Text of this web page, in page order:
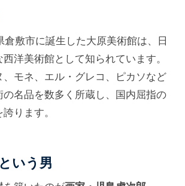
倉敷市に誕生した大原美術館は、日
洋美術館として知られています。
、モネ、エル・グレコ、ピカソなど
の名品を数多く所蔵し、国内屈指の
ります。
いう男